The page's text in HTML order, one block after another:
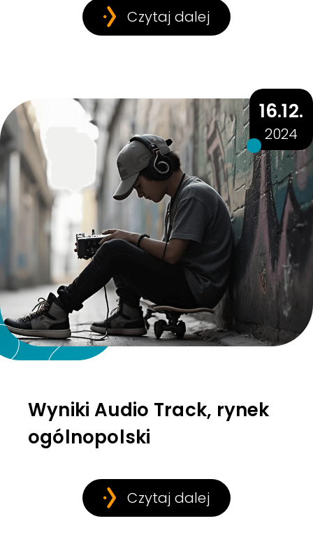
Czytaj dalej
Wyniki Audio Track, rynek
ogólnopolski
Czytaj dalej
16.12.
2024